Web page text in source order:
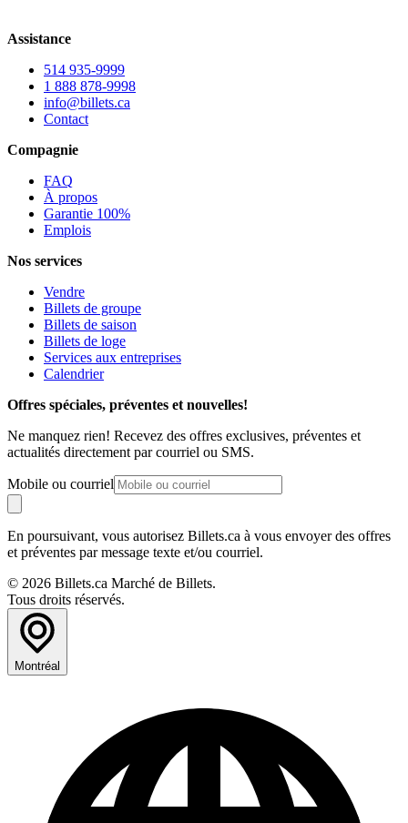
Assistance
514 935-9999
1 888 878-9998
info@billets.ca
Contact
Compagnie
FAQ
À propos
Garantie 100%
Emplois
Nos services
Vendre
Billets de groupe
Billets de saison
Billets de loge
Services aux entreprises
Calendrier
Offres spéciales, préventes et nouvelles!
Ne manquez rien! Recevez des offres exclusives, préventes et
actualités directement par courriel ou SMS.
Mobile ou courriel
En poursuivant, vous autorisez Billets.ca à vous envoyer des offres
et préventes par message texte et/ou courriel.
© 2026 Billets.ca Marché de Billets.
Tous droits réservés.
Montréal